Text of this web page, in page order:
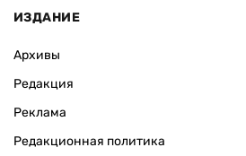
ИЗДАНИЕ
Архивы
Редакция
Реклама
Редакционная политика